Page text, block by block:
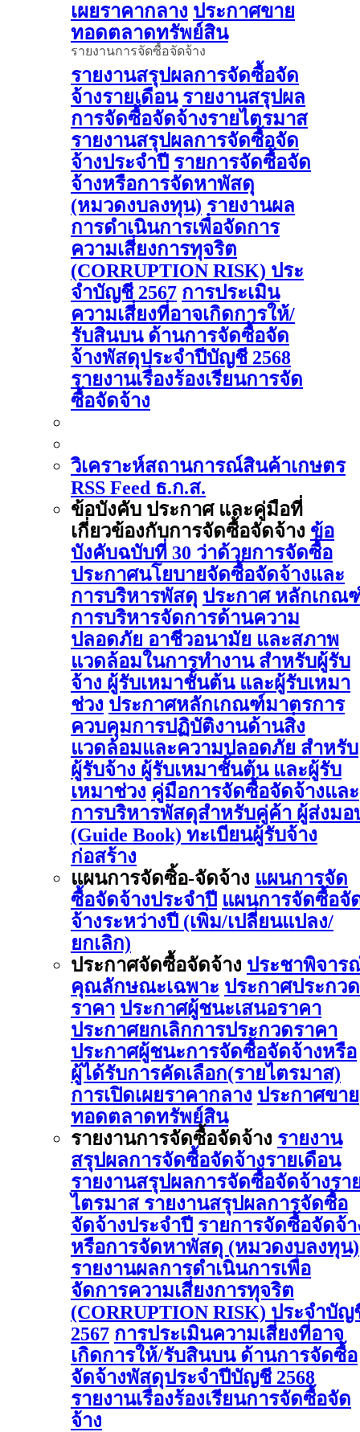
เผยราคากลาง ประกาศขาย
ทอดตลาดทรัพย์สิน
รายงานการจัดซื้อจัดจ้าง
รายงานสรุปผลการจัดซื้อจัด
จ้างรายเดือน รายงานสรุปผล
การจัดซื้อจัดจ้างรายไตรมาส
รายงานสรุปผลการจัดซื้อจัด
จ้างประจำปี รายการจัดซื้อจัด
จ้างหรือการจัดหาพัสดุ
(หมวดงบลงทุน) รายงานผล
การดําเนินการเพื่อจัดการ
ความเสี่ยงการทุจริต
(CORRUPTION RISK) ประ
จําบัญชี 2567 การประเมิน
ความเสี่ยงที่อาจเกิดการให้/
รับสินบน ด้านการจัดซื้อจัด
จ้างพัสดุประจําปีบัญชี 2568
รายงานเรื่องร้องเรียนการจัด
ซื้อจัดจ้าง
วิเคราะห์สถานการณ์สินค้าเกษตร
RSS Feed ธ.ก.ส.
ข้อบังคับ ประกาศ และคู่มือที่
เกี่ยวข้องกับการจัดซื้อจัดจ้าง ข้อ
บังคับฉบับที่ 30 ว่าด้วยการจัดซื้อ
ประกาศนโยบายจัดซื้อจัดจ้างและ
การบริหารพัสดุ ประกาศ หลักเกณ
การบริหารจัดการด้านความ
ปลอดภัย อาชีวอนามัย และสภาพ
แวดล้อมในการทำงาน สำหรับผู้รับ
จ้าง ผู้รับเหมาชั้นต้น และผู้รับเหมา
ช่วง ประกาศหลักเกณฑ์มาตรการ
ควบคุมการปฏิบัติงานด้านสิ่ง
แวดล้อมและความปลอดภัย สำหรับ
ผู้รับจ้าง ผู้รับเหมาชั้นต้น และผู้รับ
เหมาช่วง คู่มือการจัดซื้อจัดจ้างและ
การบริหารพัสดุสำหรับคู่ค้า ผู้ส่งมอ
(Guide Book) ทะเบียนผู้รับจ้าง
ก่อสร้าง
แผนการจัดซิ้อ-จัดจ้าง แผนการจัด
ซื้อจัดจ้างประจำปี แผนการจัดซื้อจั
จ้างระหว่างปี (เพิ่ม/เปลี่ยนแปลง/
ยกเลิก)
ประกาศจัดซื้อจัดจ้าง ประชาพิจาร
คุณลักษณะเฉพาะ ประกาศประกวด
ราคา ประกาศผู้ชนะเสนอราคา
ประกาศยกเลิกการประกวดราคา
ประกาศผู้ชนะการจัดซื้อจัดจ้างหรือ
ผู้ได้รับการคัดเลือก(รายไตรมาส)
การเปิดเผยราคากลาง ประกาศขาย
ทอดตลาดทรัพย์สิน
รายงานการจัดซื้อจัดจ้าง รายงาน
สรุปผลการจัดซื้อจัดจ้างรายเดือน
รายงานสรุปผลการจัดซื้อจัดจ้างรา
ไตรมาส รายงานสรุปผลการจัดซื้อ
จัดจ้างประจำปี รายการจัดซื้อจัดจ้า
หรือการจัดหาพัสดุ (หมวดงบลงทุน)
รายงานผลการดําเนินการเพื่อ
จัดการความเสี่ยงการทุจริต
(CORRUPTION RISK) ประจําบัญ
2567 การประเมินความเสี่ยงที่อาจ
เกิดการให้/รับสินบน ด้านการจัดซื้อ
จัดจ้างพัสดุประจําปีบัญชี 2568
รายงานเรื่องร้องเรียนการจัดซื้อจัด
จ้าง